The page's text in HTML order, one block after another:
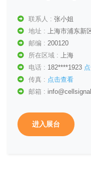
联系人 : 张小姐
地址 : 上海市浦东新
邮编 : 200120
所在区域 : 上海
电话 : 182****1923
传真 : 点击查看
邮箱 :
进入展台